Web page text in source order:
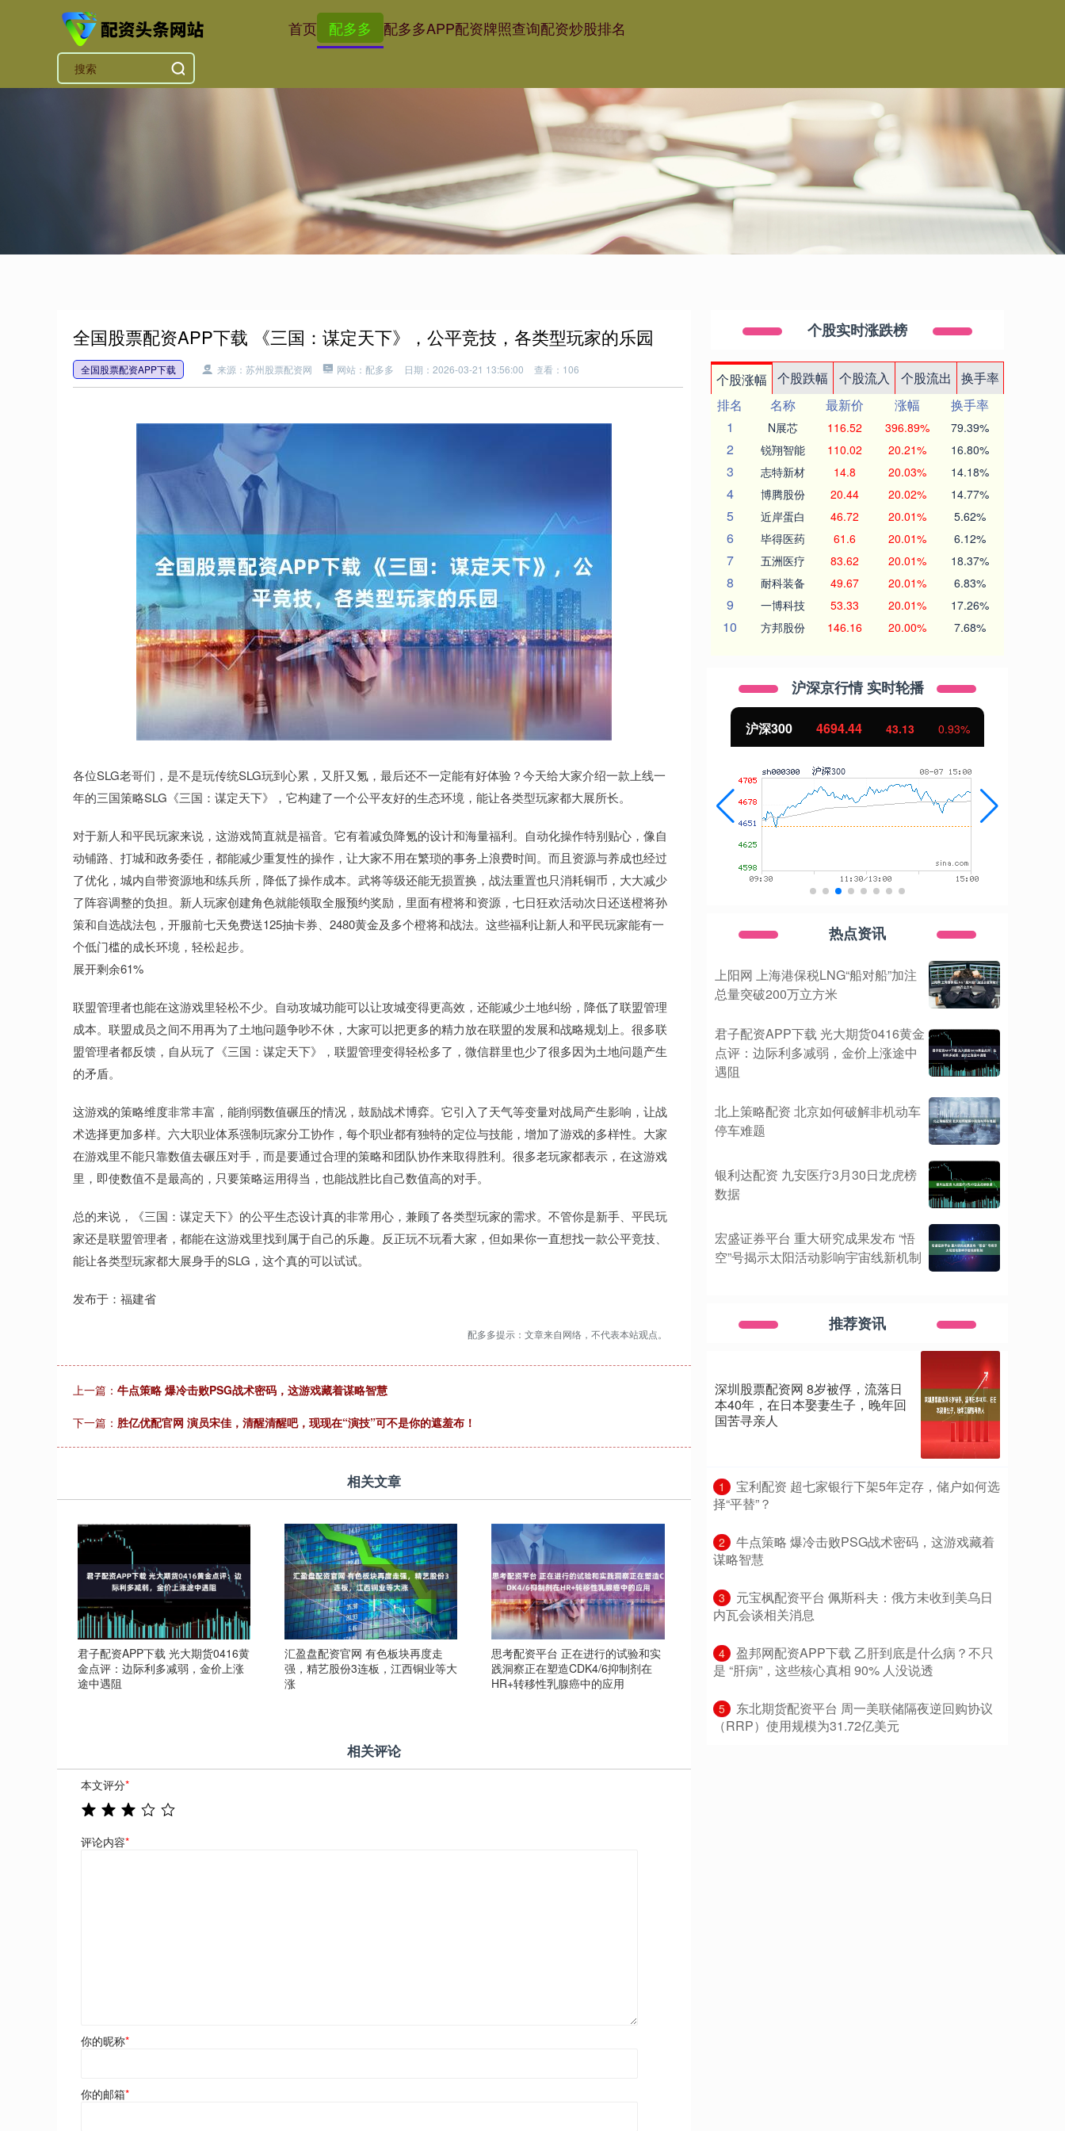
首页 配多多 配多多APP配资牌照查询配资炒股排名
全国股票配资APP下载 《三国：谋定天下》，公平竞技，各类型玩家的乐园
全国股票配资APP下载 来源：苏州股票配资网 网站：配多多 日期：2026-03-21 13:56:00 查看：106
各位SLG老哥们，是不是玩传统SLG玩到心累，又肝又氪，最后还不一定能有好体验？今天给大家介绍一款上线一
年的三国策略SLG《三国：谋定天下》，它构建了一个公平友好的生态环境，能让各类型玩家都大展所长。
对于新人和平民玩家来说，这游戏简直就是福音。它有着减负降氪的设计和海量福利。自动化操作特别贴心，像自
动铺路、打城和政务委任，都能减少重复性的操作，让大家不用在繁琐的事务上浪费时间。而且资源与养成也经过
了优化，城内自带资源地和练兵所，降低了操作成本。武将等级还能无损置换，战法重置也只消耗铜币，大大减少
了阵容调整的负担。新人玩家创建角色就能领取全服预约奖励，里面有橙将和资源，七日狂欢活动次日还送橙将孙
策和自选战法包，开服前七天免费送125抽卡券、2480黄金及多个橙将和战法。这些福利让新人和平民玩家能有一
个低门槛的成长环境，轻松起步。
展开剩余61%
联盟管理者也能在这游戏里轻松不少。自动攻城功能可以让攻城变得更高效，还能减少土地纠纷，降低了联盟管理
成本。联盟成员之间不用再为了土地问题争吵不休，大家可以把更多的精力放在联盟的发展和战略规划上。很多联
盟管理者都反馈，自从玩了《三国：谋定天下》，联盟管理变得轻松多了，微信群里也少了很多因为土地问题产生
的矛盾。
这游戏的策略维度非常丰富，能削弱数值碾压的情况，鼓励战术博弈。它引入了天气等变量对战局产生影响，让战
术选择更加多样。六大职业体系强制玩家分工协作，每个职业都有独特的定位与技能，增加了游戏的多样性。大家
在游戏里不能只靠数值去碾压对手，而是要通过合理的策略和团队协作来取得胜利。很多老玩家都表示，在这游戏
里，即使数值不是最高的，只要策略运用得当，也能战胜比自己数值高的对手。
总的来说，《三国：谋定天下》的公平生态设计真的非常用心，兼顾了各类型玩家的需求。不管你是新手、平民玩
家还是联盟管理者，都能在这游戏里找到属于自己的乐趣。反正玩不玩看大家，但如果你一直想找一款公平竞技、
能让各类型玩家都大展身手的SLG，这个真的可以试试。
发布于：福建省
配多多提示：文章来自网络，不代表本站观点。
上一篇： 牛点策略 爆冷击败PSG战术密码，这游戏藏着谋略智慧
下一篇： 胜亿优配官网 演员宋佳，清醒清醒吧，现现在“演技”可不是你的遮羞布！
相关文章
君子配资APP下载 光大期货0416黄
金点评：边际利多减弱，金价上涨
途中遇阻
汇盈盘配资官网 有色板块再度走
强，精艺股份3连板，江西铜业等大
涨
思考配资平台 正在进行的试验和实
践洞察正在塑造CDK4/6抑制剂在
HR+转移性乳腺癌中的应用
相关评论
本文评分*
评论内容*
你的昵称*
你的邮箱*
个股实时涨跌榜
个股涨幅 个股跌幅 个股流入 个股流出
换手率
排名
名称 最新价 涨幅
换手率
1
N展芯 116.52 396.89% 79.39%
2 锐翔智能 110.02 20.21% 16.80%
3 志特新材 14.8 20.03% 14.18%
4 博腾股份 20.44 20.02% 14.77%
5 近岸蛋白 46.72 20.01% 5.62%
6 毕得医药 61.6 20.01% 6.12%
7 五洲医疗 83.62 20.01% 18.37%
8 耐科装备 49.67 20.01% 6.83%
9 一博科技 53.33 20.01% 17.26%
10 方邦股份 146.16 20.00% 7.68%
沪深京行情 实时轮播
深证成指 14311.01 4694.44 北证50 1134.24 11.37 1.01%
热点资讯
上阳网 上海港保税LNG“船对船”加注
总量突破200万立方米
君子配资APP下载 光大期货0416黄金
点评：边际利多减弱，金价上涨途中
遇阻
北上策略配资 北京如何破解非机动车
停车难题
银利达配资 九安医疗3月30日龙虎榜
数据
宏盛证券平台 重大研究成果发布 “悟
空”号揭示太阳活动影响宇宙线新机制
推荐资讯
深圳股票配资网 8岁被俘，流落日
本40年，在日本娶妻生子，晚年回
国苦寻亲人
1
​宝利配资 超七家银行下架5年定存，储户如何选
择“平替”？
2
​牛点策略 爆冷击败PSG战术密码，这游戏藏着
谋略智慧
3
​元宝枫配资平台 佩斯科夫：俄方未收到美乌日
内瓦会谈相关消息
4
​盈邦网配资APP下载 乙肝到底是什么病？不只
是 “肝病”，这些核心真相 90% 人没说透
5
​东北期货配资平台 周一美联储隔夜逆回购协议
（RRP）使用规模为31.72亿美元